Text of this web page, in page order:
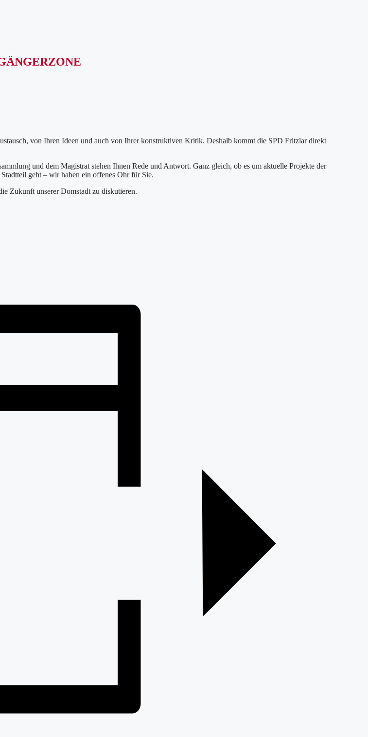
von Ihren Ideen und auch von Ihrer konstruktiven Kritik. Deshalb kommt die SPD Fritzlar direkt
und dem Magistrat stehen Ihnen Rede und Antwort. Ganz gleich, ob es um aktuelle Projekte der
geht – wir haben ein offenes Ohr für Sie.
Zukunft unserer Domstadt zu diskutieren.